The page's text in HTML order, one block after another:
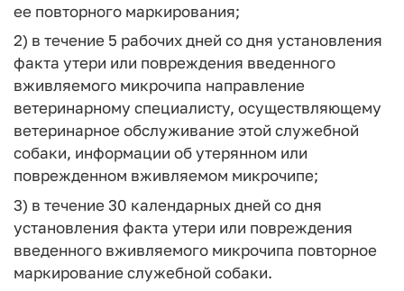
ее повторного маркирования;
2) в течение 5 рабочих дней со дня установления
факта утери или повреждения введенного
вживляемого микрочипа направление
ветеринарному специалисту, осуществляющему
ветеринарное обслуживание этой служебной
собаки, информации об утерянном или
поврежденном вживляемом микрочипе;
3) в течение 30 календарных дней со дня
установления факта утери или повреждения
введенного вживляемого микрочипа повторное
маркирование служебной собаки.